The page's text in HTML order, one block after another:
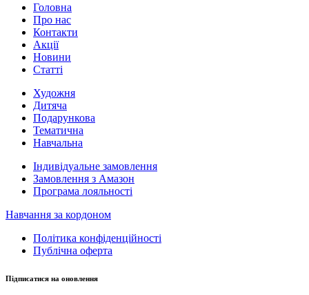
Головна
Про нас
Контакти
Акції
Новини
Статті
Художня
Дитяча
Подарункова
Тематична
Навчальна
Індивідуальне замовлення
Замовлення з Амазон
Програма лояльності
Навчання за кордоном
Політика конфіденційності
Публічна оферта
Підписатися на оновлення